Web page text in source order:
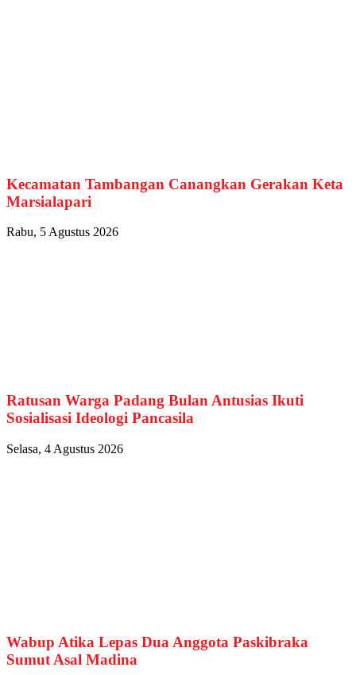
Kecamatan Tambangan Canangkan Gerakan Keta
Marsialapari
Rabu, 5 Agustus 2026
Ratusan Warga Padang Bulan Antusias Ikuti
Sosialisasi Ideologi Pancasila
Selasa, 4 Agustus 2026
Wabup Atika Lepas Dua Anggota Paskibraka
Sumut Asal Madina